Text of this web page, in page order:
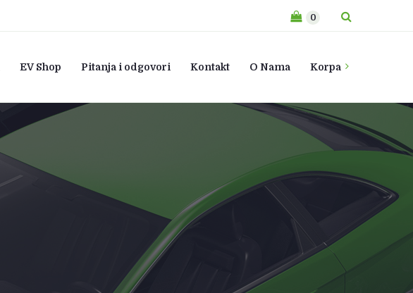
0
EV Shop Pitanja i odgovori Kontakt O Nama Korpa